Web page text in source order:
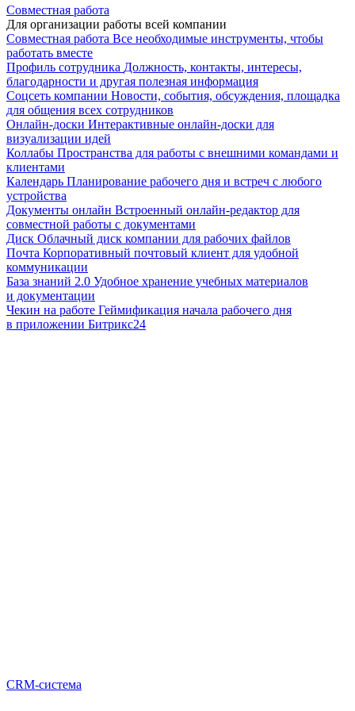
Совместная работа
Для организации работы всей компании
Совместная работа Все необходимые инструменты, чтобы
работать вместе
Профиль сотрудника Должность, контакты, интересы,
благодарности и другая полезная информация
Соцсеть компании Новости, события, обсуждения, площадка
для общения всех сотрудников
Онлайн-доски Интерактивные онлайн-доски для
визуализации идей
Коллабы Пространства для работы с внешними командами и
клиентами
Календарь Планирование рабочего дня и встреч с любого
устройства
Документы онлайн Встроенный онлайн-редактор для
совместной работы с документами
Диск Облачный диск компании для рабочих файлов
Почта Корпоративный почтовый клиент для удобной
коммуникации
База знаний 2.0 Удобное хранение учебных материалов
и документации
Чекин на работе Геймификация начала рабочего дня
в приложении Битрикс24
CRM-система